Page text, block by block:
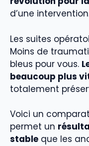
d’une
Les suites
Moins de
bleus pour vous.
beaucoup plus
totalement
Voici un
permet un
stable que les